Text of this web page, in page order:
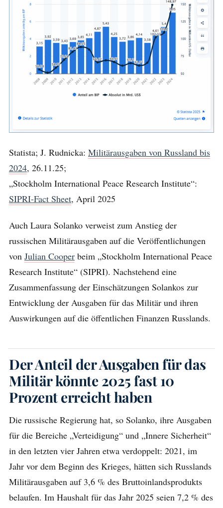
Statista; J. Rudnicka: Militärausgaben von Russland bis
2024, 26.11.25;
„Stockholm International Peace Research Institute“:
SIPRI-Fact Sheet, April 2025
Auch Laura Solanko verweist zum Anstieg der
russischen Militärausgaben auf die Veröffentlichungen
von Julian Cooper beim „Stockholm International Peace
Research Institute“ (SIPRI). Nachstehend eine
Zusammenfassung der Einschätzungen Solankos zur
Entwicklung der Ausgaben für das Militär und ihren
Auswirkungen auf die öffentlichen Finanzen Russlands.
Der Anteil der Ausgaben für das
Militär könnte 2025 fast 10
Prozent erreicht haben
Die russische Regierung hat, so Solanko, ihre Ausgaben
für die Bereiche „Verteidigung“ und „Innere Sicherheit“
in den letzten vier Jahren etwa verdoppelt: 2021, im
Jahr vor dem Beginn des Krieges, hätten sich Russlands
Militärausgaben auf 3,6 % des Bruttoinlandsprodukts
belaufen. Im Haushalt für das Jahr 2025 seien 7,2 % des